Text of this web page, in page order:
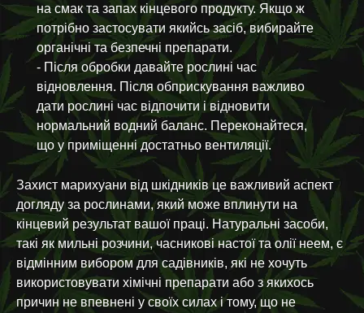
на смак та запах кінцевого продукту. Якщо ж
потрібно застосувати якийсь засіб, вибирайте
органічні та безпечні препарати.
- Після обробки давайте рослині час
відновлення. Після обприскування важливо
дати рослині час відпочити і відновити
нормальний водний баланс. Переконайтеся,
що у приміщенні достатньо вентиляції.
Захист марихуани від шкідників це важливий аспект
догляду за рослинами, який може вплинути на
кінцевий результат вашої праці. Натуральні засоби,
такі як мильні розчини, часникові настої та олії неем, є
відмінним вибором для садівників, які не хочуть
використовувати хімічні препарати або з якихось
причин не впевнені у своїх силах і тому, що не